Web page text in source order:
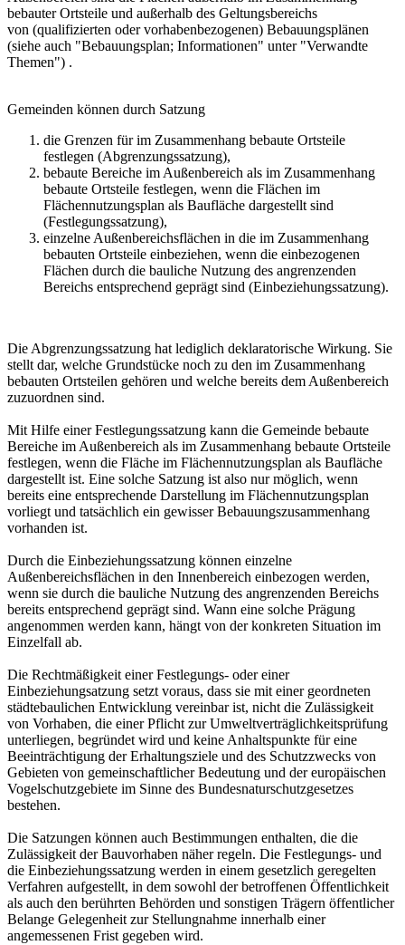
bebauter Ortsteile und außerhalb des Geltungsbereichs
von (qualifizierten oder vorhabenbezogenen) Bebauungsplänen
(siehe auch "Bebauungsplan; Informationen" unter "Verwandte
Themen") .
Gemeinden können durch Satzung
die Grenzen für im Zusammenhang bebaute Ortsteile
festlegen (Abgrenzungssatzung),
bebaute Bereiche im Außenbereich als im Zusammenhang
bebaute Ortsteile festlegen, wenn die Flächen im
Flächennutzungsplan als Baufläche dargestellt sind
(Festlegungssatzung),
einzelne Außenbereichsflächen in die im Zusammenhang
bebauten Ortsteile einbeziehen, wenn die einbezogenen
Flächen durch die bauliche Nutzung des angrenzenden
Bereichs entsprechend geprägt sind (Einbeziehungssatzung).
Die Abgrenzungssatzung hat lediglich deklaratorische Wirkung. Sie
stellt dar, welche Grundstücke noch zu den im Zusammenhang
bebauten Ortsteilen gehören und welche bereits dem Außenbereich
zuzuordnen sind.
Mit Hilfe einer Festlegungssatzung kann die Gemeinde bebaute
Bereiche im Außenbereich als im Zusammenhang bebaute Ortsteile
festlegen, wenn die Fläche im Flächennutzungsplan als Baufläche
dargestellt ist. Eine solche Satzung ist also nur möglich, wenn
bereits eine entsprechende Darstellung im Flächennutzungsplan
vorliegt und tatsächlich ein gewisser Bebauungszusammenhang
vorhanden ist.
Durch die Einbeziehungssatzung können einzelne
Außenbereichsflächen in den Innenbereich einbezogen werden,
wenn sie durch die bauliche Nutzung des angrenzenden Bereichs
bereits entsprechend geprägt sind. Wann eine solche Prägung
angenommen werden kann, hängt von der konkreten Situation im
Einzelfall ab.
Die Rechtmäßigkeit einer Festlegungs- oder einer
Einbeziehungsatzung setzt voraus, dass sie mit einer geordneten
städtebaulichen Entwicklung vereinbar ist, nicht die Zulässigkeit
von Vorhaben, die einer Pflicht zur Umweltverträglichkeitsprüfung
unterliegen, begründet wird und keine Anhaltspunkte für eine
Beeinträchtigung der Erhaltungsziele und des Schutzzwecks von
Gebieten von gemeinschaftlicher Bedeutung und der europäischen
Vogelschutzgebiete im Sinne des Bundesnaturschutzgesetzes
bestehen.
Die Satzungen können auch Bestimmungen enthalten, die die
Zulässigkeit der Bauvorhaben näher regeln. Die Festlegungs- und
die Einbeziehungssatzung werden in einem gesetzlich geregelten
Verfahren aufgestellt, in dem sowohl der betroffenen Öffentlichkeit
als auch den berührten Behörden und sonstigen Trägern öffentlicher
Belange Gelegenheit zur Stellungnahme innerhalb einer
angemessenen Frist gegeben wird.